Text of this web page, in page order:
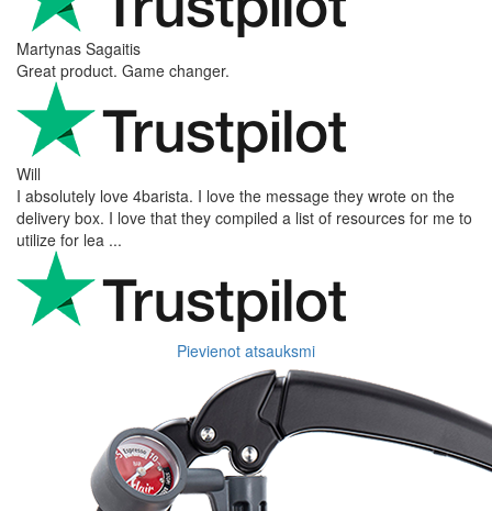
Martynas Sagaitis
Great product. Game changer.
Will
I absolutely love 4barista. I love the message they wrote on the
delivery box. I love that they compiled a list of resources for me to
utilize for lea ...
Pievienot atsauksmi